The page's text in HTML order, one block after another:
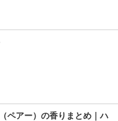
ペアー）の香りまとめ｜ハ